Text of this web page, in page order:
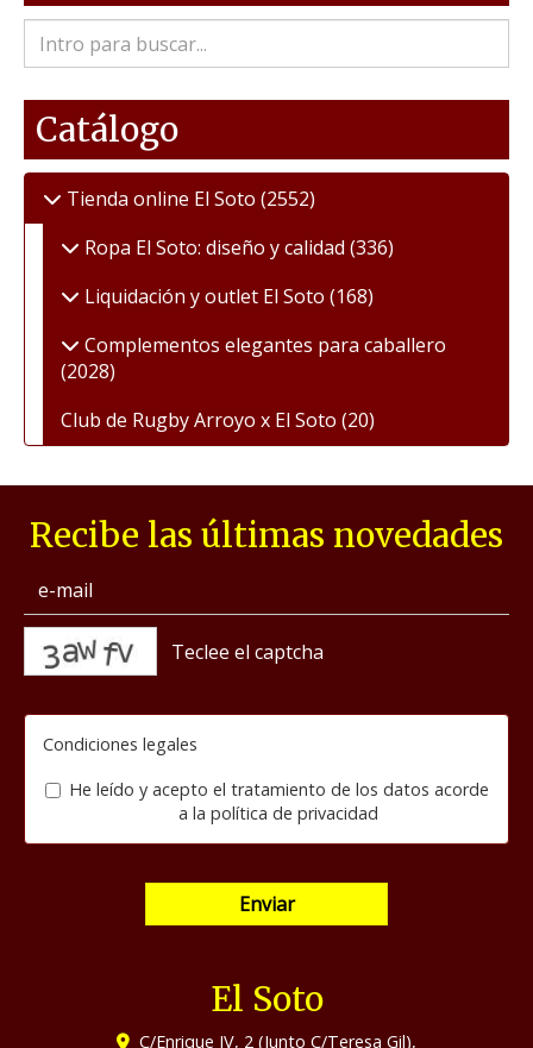
Catálogo
Tienda online El Soto (2552)
Ropa El Soto: diseño y calidad (336)
Liquidación y outlet El Soto (168)
Complementos elegantes para caballero
(2028)
Club de Rugby Arroyo x El Soto (20)
Recibe las últimas novedades
Condiciones legales
He leído y acepto el tratamiento de los datos acorde
a la política de privacidad
Enviar
El Soto
C/Enrique IV, 2 (Junto C/Teresa Gil),